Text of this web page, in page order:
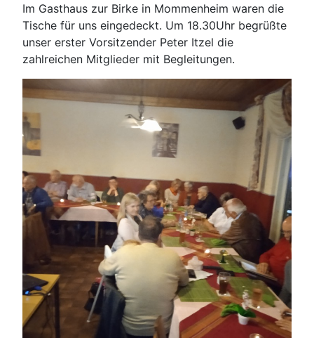
Im Gasthaus zur Birke in Mommenheim waren die
Tische für uns eingedeckt. Um 18.30Uhr begrüßte
unser erster Vorsitzender Peter Itzel die
zahlreichen Mitglieder mit Begleitungen.